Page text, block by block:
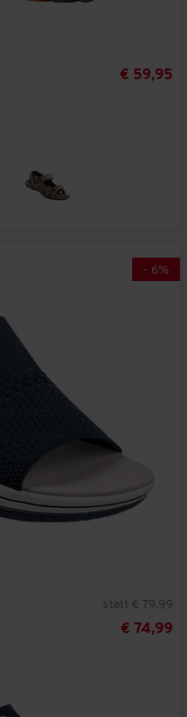
€ 59,95
- 6%
statt € 79,99
€ 74,99